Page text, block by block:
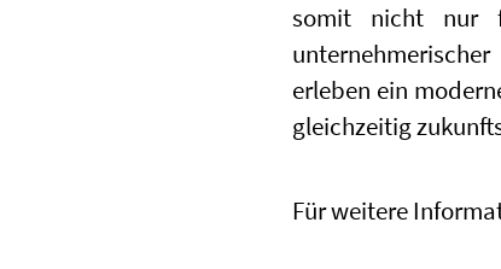
somit nicht nur
erleben ein
gleichzeitig
Für weitere